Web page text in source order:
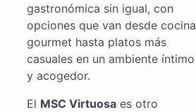
gastronómica sin igual, con
opciones que van desde cocina
gourmet hasta platos más
casuales en un ambiente íntimo
y acogedor.
El MSC Virtuosa es otro